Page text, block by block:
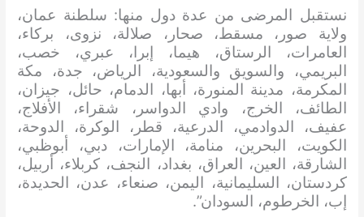
نستقبل المرضى من عدة دول منها: سلطنة عمان،
ولاية صور، مسقط، صحار، صلالة، نزوى، بركاء،
العامرات، الرستاق، هيما، إبرا، عبري، خصب،
البريمي، والسويق والسعودية، الرياض، جدة، مكة
المكرمة، مدينة المنورة، أبها، الدمام، حائل، جيزان،
الطائف، الخرج، وادي الدواسر، شقراء، الأفلاج،
عفيف، الدوادمي، الدرعية، قطر، الوكرة، الدوحة،
الكويت، البحرين، منامة، الإمارات، دبي، أبوظبي،
الشارقة، العين، العراق، بغداد، النجف، كربلاء، أربيل،
كردستان، السليمانية، اليمن، صنعاء، عدن، الحديدة،
إب، الخرطوم، السودان”.